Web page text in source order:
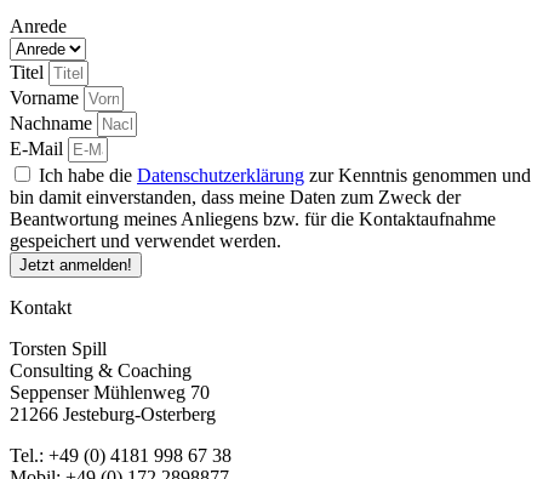
Anrede
Titel
Vorname
Nachname
E-Mail
Ich habe die Datenschutzerklärung zur Kenntnis genommen und
bin damit einverstanden, dass meine Daten zum Zweck der
Beantwortung meines Anliegens bzw. für die Kontaktaufnahme
gespeichert und verwendet werden.
Jetzt anmelden!
Kontakt
Torsten Spill
Consulting & Coaching
Seppenser Mühlenweg 70
21266 Jesteburg-Osterberg
Tel.: +49 (0) 4181 998 67 38